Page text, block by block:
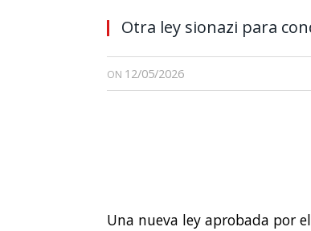
Otra ley sionazi para
ON 12/05/2026
Una nueva ley aprobada por